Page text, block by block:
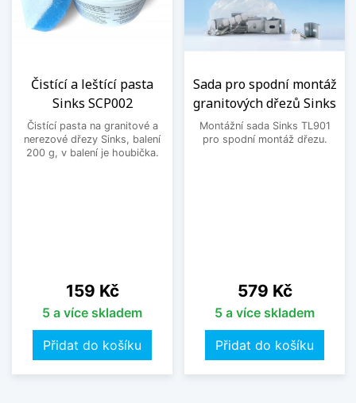
Čistící a leštící pasta
Sinks SCP002
Čistící pasta na granitové a
nerezové dřezy Sinks, balení
200 g, v balení je houbička.
Cena
159 Kč
5 a více skladem
Přidat do košíku
Sada pro spodní montáž
granitových dřezů Sinks
Montážní sada Sinks TL901
pro spodní montáž dřezu.
Cena
579 Kč
5 a více skladem
Přidat do košíku